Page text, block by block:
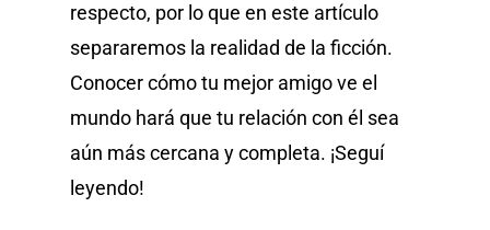
respecto, por lo que en este artículo
separaremos la realidad de la ficción.
Conocer cómo tu mejor amigo ve el
mundo hará que tu relación con él sea
aún más cercana y completa. ¡Seguí
leyendo!